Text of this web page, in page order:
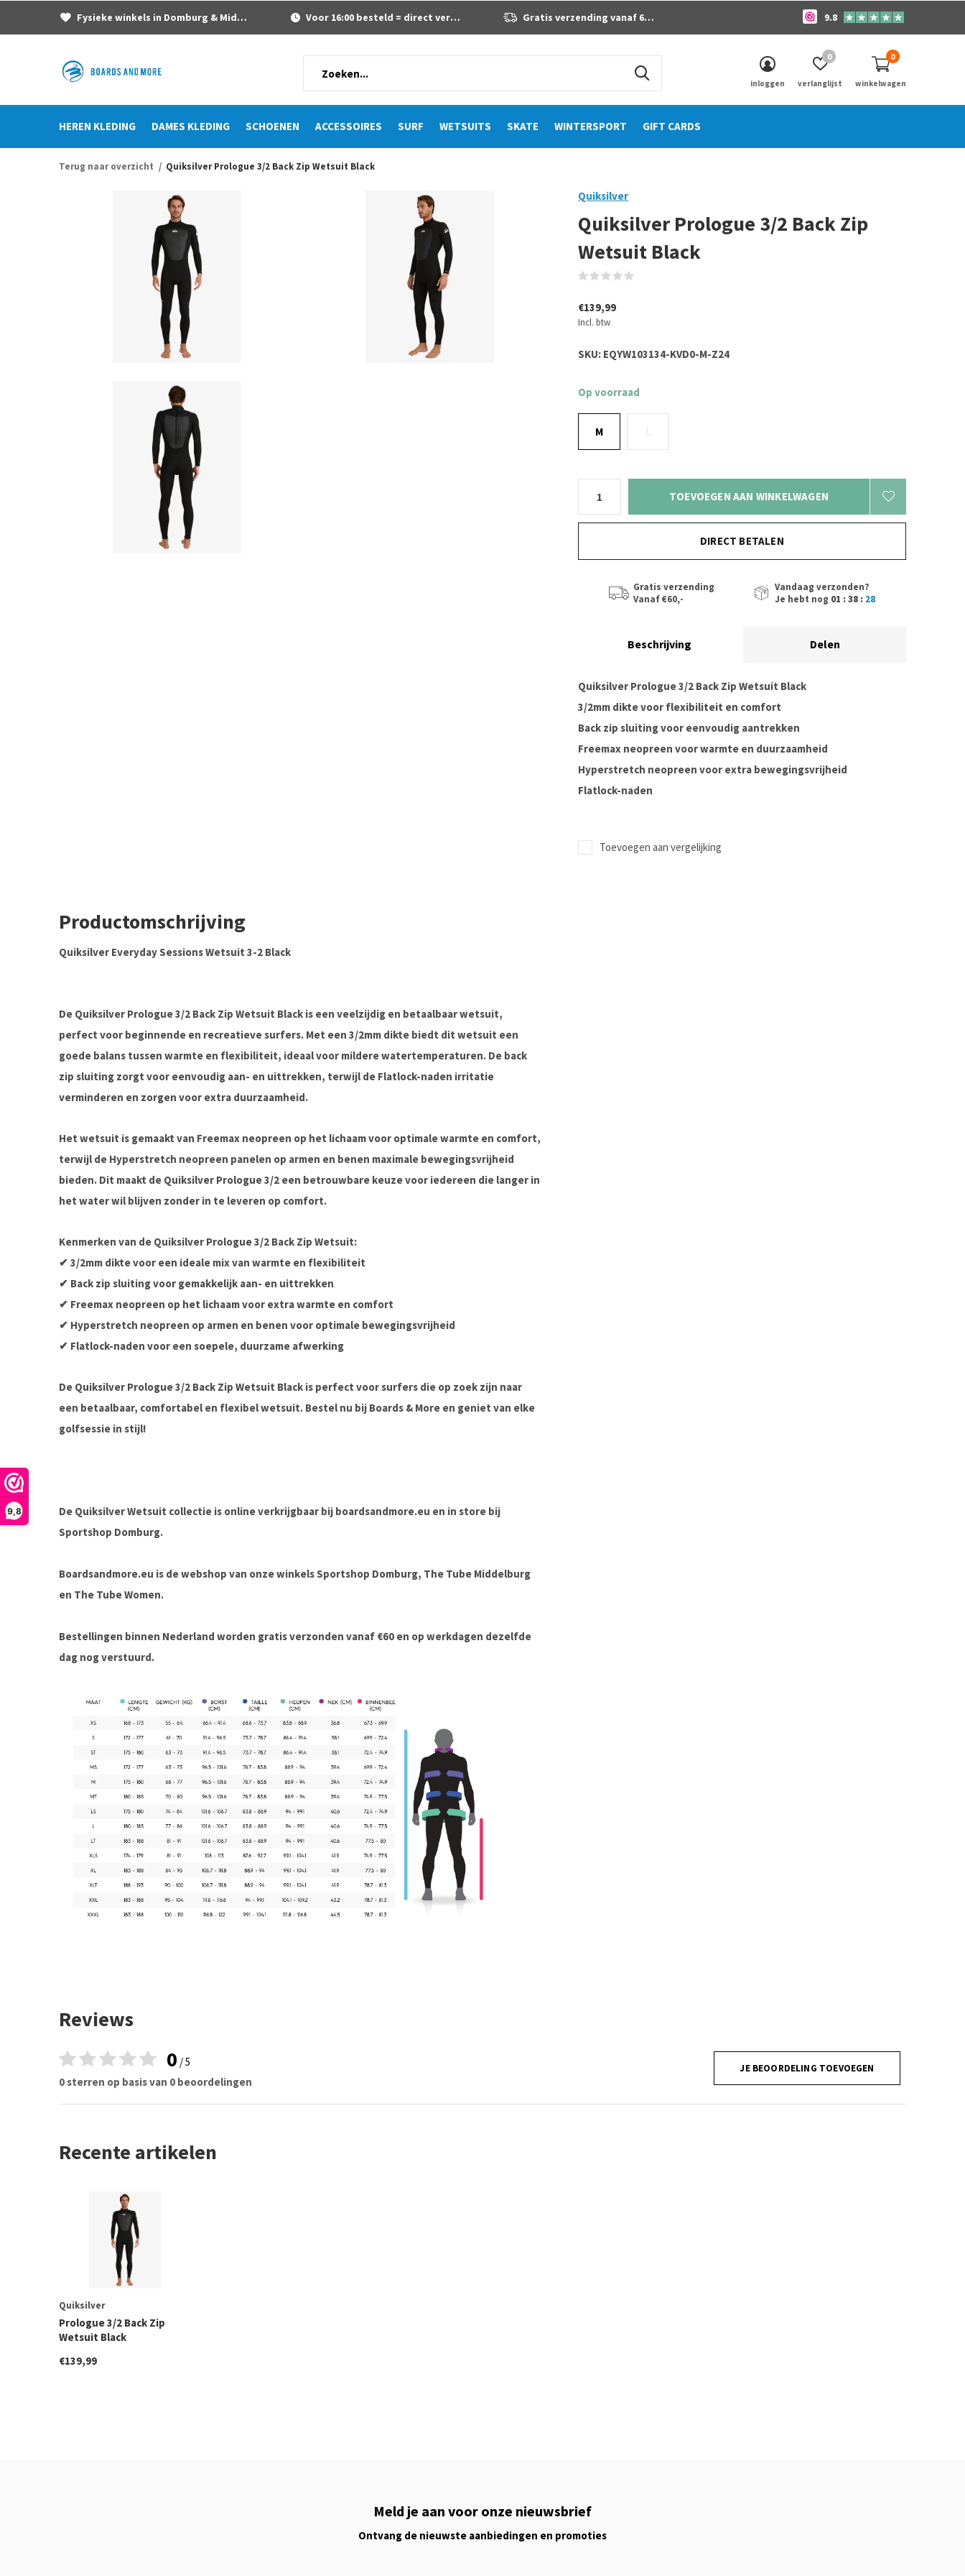
9,8
HEREN KLEDING DAMES KLEDING SCHOENEN ACCESSOIRES SURF WETSUITS SKATE WINTERSPORT GIFT CARDS
inloggen verlanglijst
0
winkelwagen
0
Fysieke winkels in Domburg & Middelburg Voor 16:00 besteld = direct verzonden Gratis verzending vanaf 60 euro 9.8
Terug naar overzicht Quiksilver Prologue 3/2 Back Zip Wetsuit Black
Quiksilver
Quiksilver Prologue 3/2 Back Zip
Wetsuit Black
€139,99
Incl. btw
SKU: EQYW103134-KVD0-M-Z24
Op voorraad
M L
TOEVOEGEN AAN WINKELWAGEN
DIRECT BETALEN
Gratis verzending
Vanaf €60,-
Vandaag verzonden?
Je hebt nog 01 : 38 : 27
Beschrijving Delen
Quiksilver Prologue 3/2 Back Zip Wetsuit Black
3/2mm dikte voor flexibiliteit en comfort
Back zip sluiting voor eenvoudig aantrekken
Freemax neopreen voor warmte en duurzaamheid
Hyperstretch neopreen voor extra bewegingsvrijheid
Flatlock-naden
Toevoegen aan vergelijking
Productomschrijving
Quiksilver Everyday Sessions Wetsuit 3-2 Black
De Quiksilver Prologue 3/2 Back Zip Wetsuit Black is een veelzijdig en betaalbaar wetsuit,
perfect voor beginnende en recreatieve surfers. Met een 3/2mm dikte biedt dit wetsuit een
goede balans tussen warmte en flexibiliteit, ideaal voor mildere watertemperaturen. De back
zip sluiting zorgt voor eenvoudig aan- en uittrekken, terwijl de Flatlock-naden irritatie
verminderen en zorgen voor extra duurzaamheid.
Het wetsuit is gemaakt van Freemax neopreen op het lichaamvoor optimale warmte en comfort,
terwijl de Hyperstretch neopreen panelen op armen en benen maximale bewegingsvrijheid
bieden. Dit maakt de Quiksilver Prologue 3/2 een betrouwbare keuze voor iedereen die langer in
het water wil blijven zonder in te leveren op comfort.
Kenmerken van de Quiksilver Prologue 3/2 Back Zip Wetsuit:
✔ 3/2mm dikte voor een ideale mix van warmte en flexibiliteit
✔ Back zip sluiting voor gemakkelijk aan- en uittrekken
✔ Freemax neopreen op het lichaam voor extra warmte en comfort
✔ Hyperstretch neopreen op armen en benen voor optimale bewegingsvrijheid
✔ Flatlock-naden voor een soepele, duurzame afwerking
De Quiksilver Prologue 3/2 Back Zip Wetsuit Black is perfect voor surfers die op zoek zijn naar
een betaalbaar, comfortabel en flexibel wetsuit. Bestel nu bij Boards & More en geniet van elke
golfsessie in stijl!
De Quiksilver Wetsuit collectie is online verkrijgbaar bij boardsandmore.eu en in store bij
Sportshop Domburg.
Boardsandmore.eu is de webshop van onze winkels Sportshop Domburg, The Tube Middelburg
en The Tube Women.
Bestellingen binnen Nederland worden gratis verzonden vanaf €60 en op werkdagen dezelfde
dag nog verstuurd.
Reviews
0 / 5
0 sterren op basis van 0 beoordelingen
JE BEOORDELING TOEVOEGEN
Recente artikelen
Quiksilver
Prologue 3/2 Back Zip
Wetsuit Black
€139,99
Meld je aan voor onze nieuwsbrief
Ontvang de nieuwste aanbiedingen en promoties